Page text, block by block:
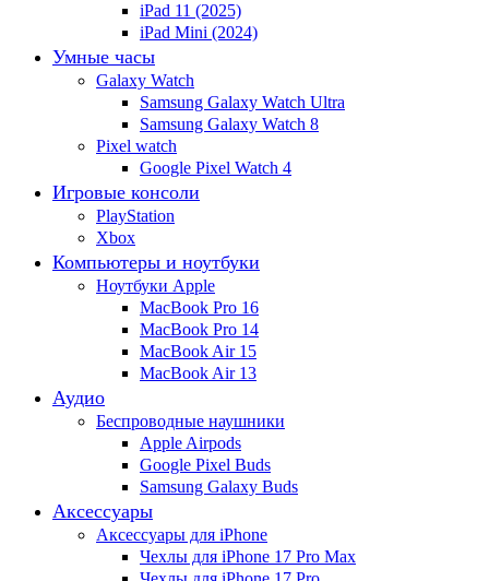
iPad 11 (2025)
iPad Mini (2024)
Умные часы
Galaxy Watch
Samsung Galaxy Watch Ultra
Samsung Galaxy Watch 8
Pixel watch
Google Pixel Watch 4
Игровые консоли
PlayStation
Xbox
Компьютеры и ноутбуки
Ноутбуки Apple
MacBook Pro 16
MacBook Pro 14
MacBook Air 15
MacBook Air 13
Аудио
Беспроводные наушники
Apple Airpods
Google Pixel Buds
Samsung Galaxy Buds
Аксессуары
Аксессуары для iPhone
Чехлы для iPhone 17 Pro Max